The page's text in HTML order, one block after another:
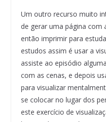
Um outro recurso muito
de gerar uma página com
então imprimir para
estudos assim é usar a
assiste ao episódio
com as cenas, e depois
para visualizar
se colocar no lugar dos
este exercício de